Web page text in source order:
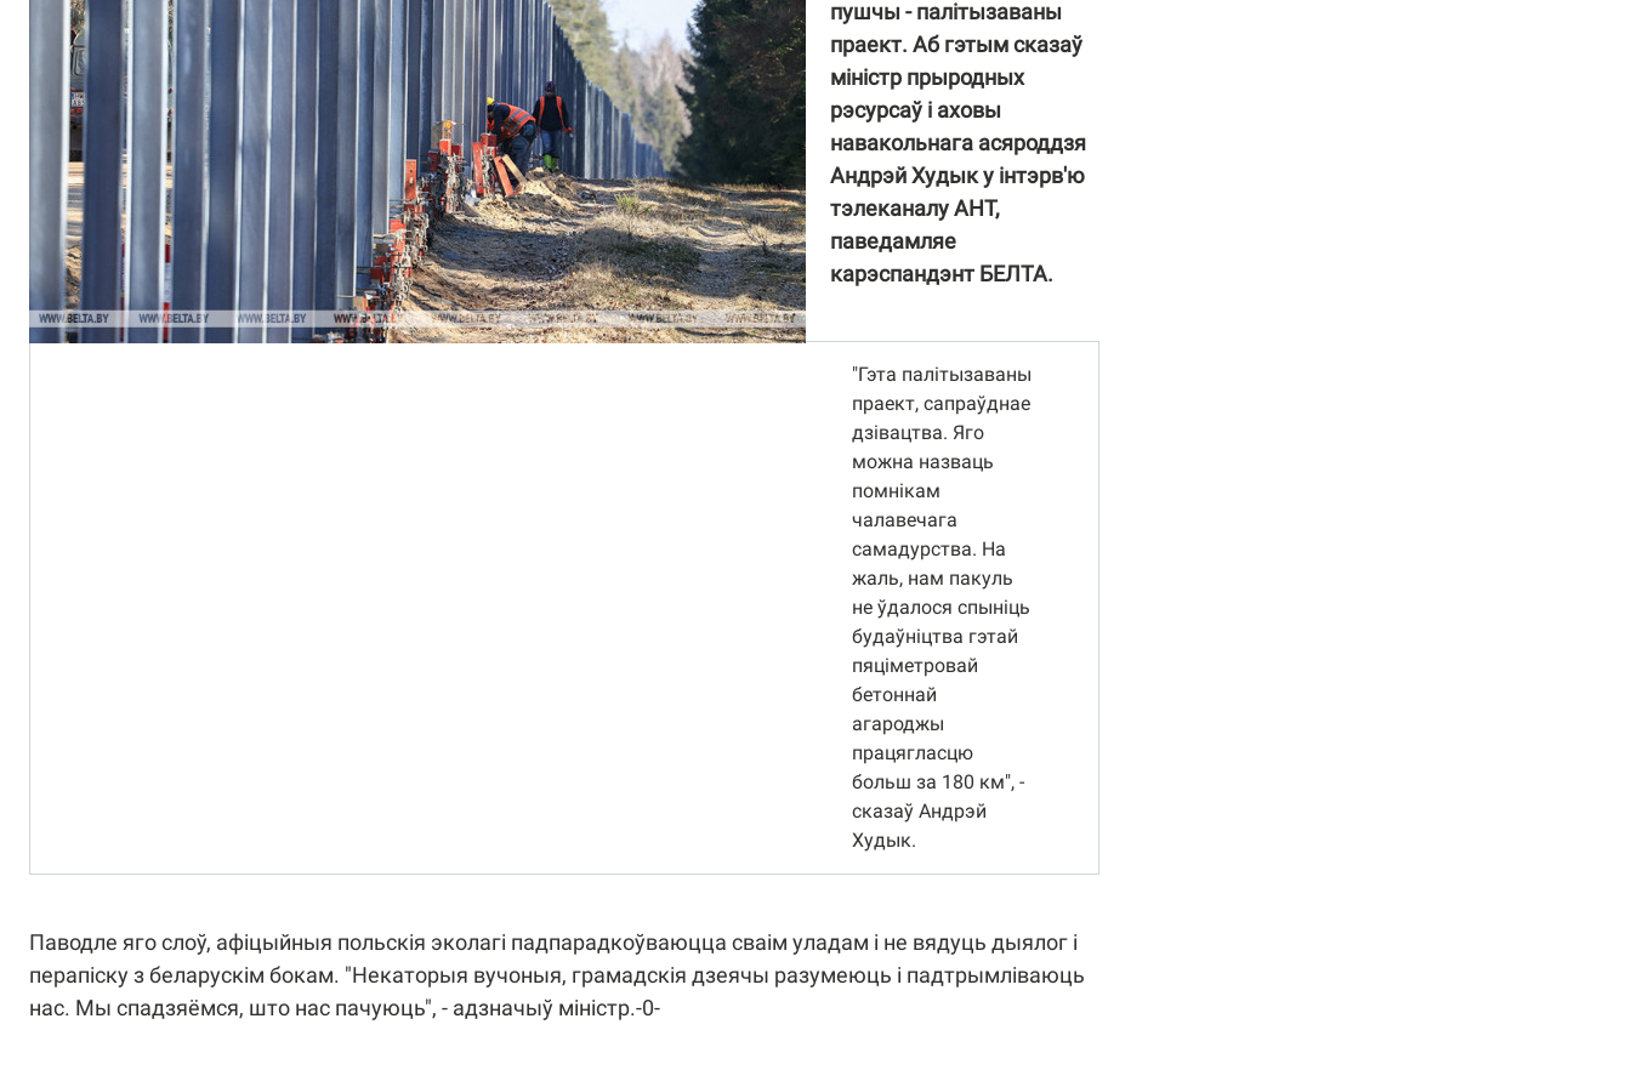
пушчы - палітызаваны
праект. Аб гэтым сказаў
міністр прыродных
рэсурсаў і аховы
навакольнага асяроддзя
Андрэй Худык у інтэрв'ю
тэлеканалу АНТ,
паведамляе
карэспандэнт БЕЛТА.
"Гэта палітызаваны
праект, сапраўднае
дзівацтва. Яго
можна назваць
помнікам
чалавечага
самадурства. На
жаль, нам пакуль
не ўдалося спыніць
будаўніцтва гэтай
пяціметровай
бетоннай
агароджы
працягласцю
больш за 180 км", -
сказаў Андрэй
Худык.
Паводле яго слоў, афіцыйныя польскія эколагі падпарадкоўваюцца сваім уладам і не вядуць дыялог і
перапіску з беларускім бокам. "Некаторыя вучоныя, грамадскія дзеячы разумеюць і падтрымліваюць
нас. Мы спадзяёмся, што нас пачуюць", - адзначыў міністр.-0-